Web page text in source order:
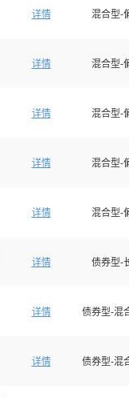
详情 混合型-
详情 混合型-
详情 混合型-
详情 混合型-
详情 混合型-
详情 债券型-
详情 债券型-混
详情 债券型-混